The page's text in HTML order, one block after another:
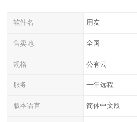
软件名 用友
售卖地 全国
规格 公有云
服务 一年远程
版本语言 简体中文版